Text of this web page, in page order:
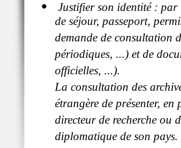
Justifier son identité :
de séjour, passeport,
demande de consultation
périodiques, ...) et de
officielles, ...).
La consultation des
étrangère de présenter,
directeur de recherche ou
diplomatique de son pays.